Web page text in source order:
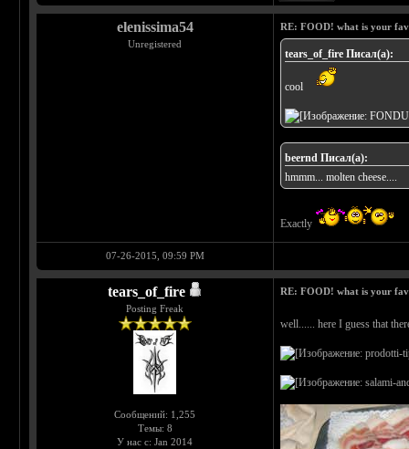
elenissima54
Unregistered
RE: FOOD! what is your
tears_of_fire Писал(а):
cool
beernd Писал(а):
hmmm... molten cheese....
Exactly
07-26-2015, 09:59 PM
tears_of_fire
Posting Freak
Сообщений: 1,255
Темы: 8
У нас с: Jan 2014
RE: FOOD! what is your
well...... here I guess that